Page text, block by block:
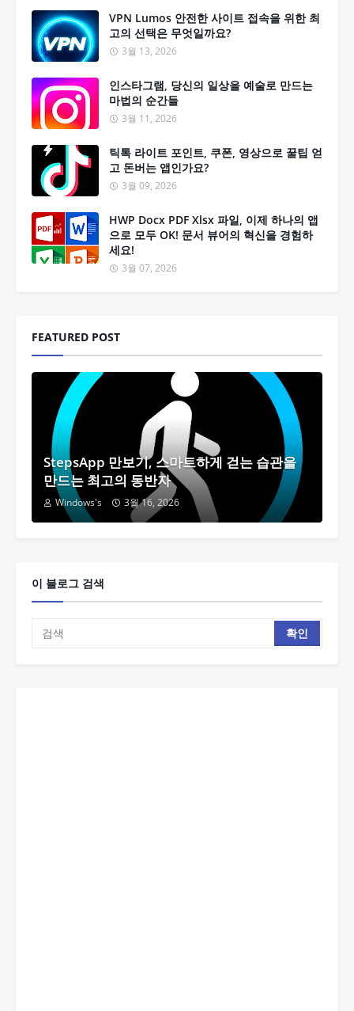
VPN Lumos 안전한 사이트 접속을 위한 최
고의 선택은 무엇일까요?
3월 13, 2026
인스타그램, 당신의 일상을 예술로 만드는
마법의 순간들
3월 11, 2026
틱톡 라이트 포인트, 쿠폰, 영상으로 꿀팁 얻
고 돈버는 앱인가요?
3월 09, 2026
HWP Docx PDF Xlsx 파일, 이제 하나의 앱
으로 모두 OK! 문서 뷰어의 혁신을 경험하
세요!
3월 07, 2026
FEATURED POST
StepsApp 만보기, 스마트하게 걷는 습관을
만드는 최고의 동반자
Windows's 3월 16, 2026
이 블로그 검색